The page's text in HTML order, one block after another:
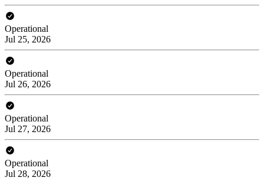
Operational
Jul 25, 2026
Operational
Jul 26, 2026
Operational
Jul 27, 2026
Operational
Jul 28, 2026